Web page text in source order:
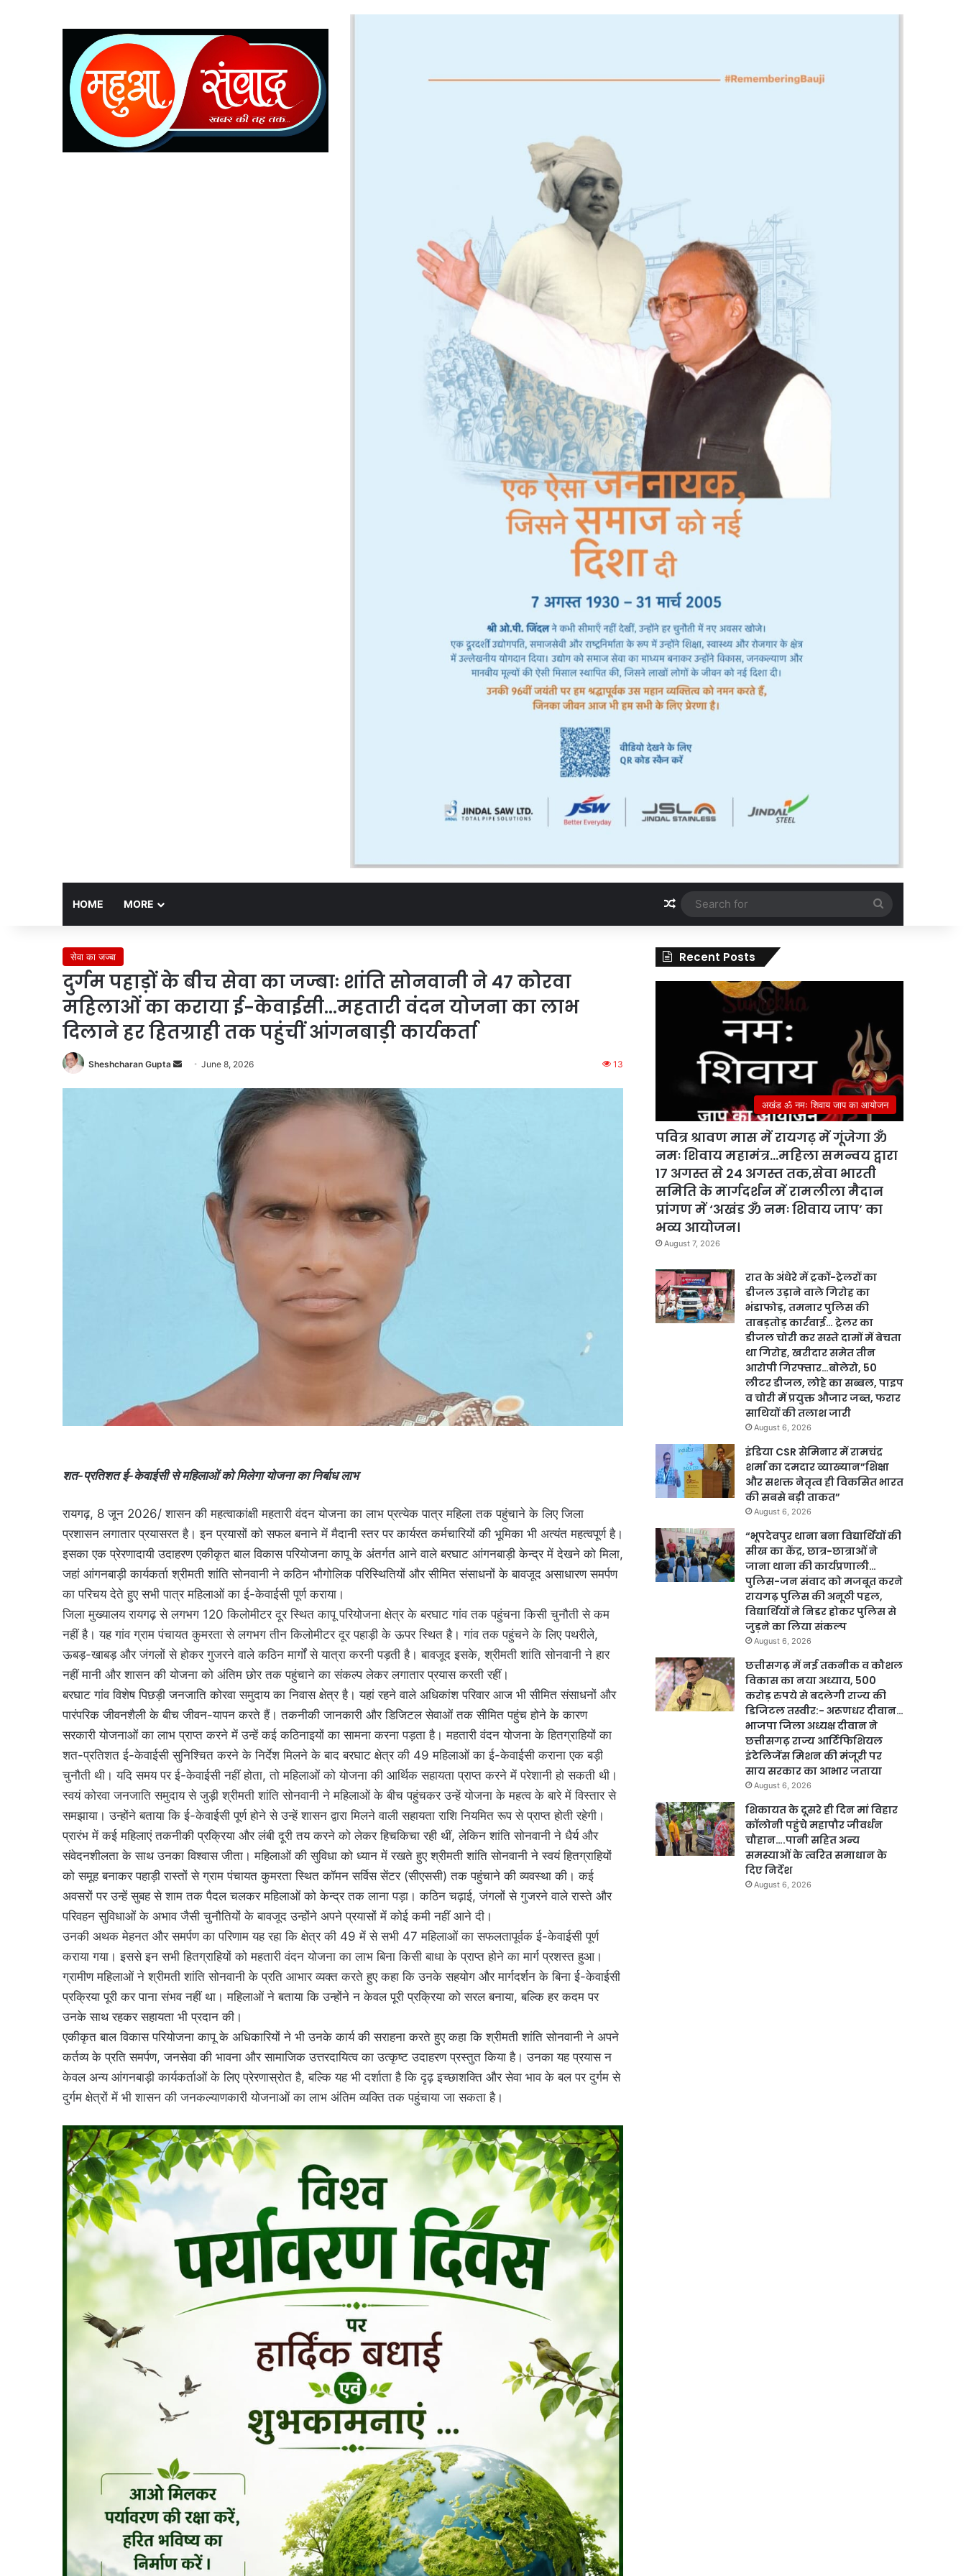
HOME MORE Random Article
for
सेवा का जज्बा
दुर्गम पहाड़ों के बीच सेवा का जज्बाः शांति सोनवानी ने 47 कोरवा
महिलाओं का कराया ई-केवाईसी…महतारी वंदन योजना का लाभ
दिलाने हर हितग्राही तक पहुंचीं आंगनबाड़ी कार्यकर्ता
Sheshcharan Gupta
SendJune 8, 2026 13
शत-प्रतिशत ई-केवाईसी से महिलाओं को मिलेगा योजना का निर्बाध लाभ
रायगढ़, 8 जून 2026/ शासन की महत्वाकांक्षी महतारी वंदन योजना का लाभ प्रत्येक पात्र महिला तक पहुंचाने के लिए जिला
प्रशासन लगातार प्रयासरत है। इन प्रयासों को सफल बनाने में मैदानी स्तर पर कार्यरत कर्मचारियों की भूमिका भी अत्यंत महत्वपूर्ण है।
इसका एक प्रेरणादायी उदाहरण एकीकृत बाल विकास परियोजना कापू के अंतर्गत आने वाले बरघाट आंगनबाड़ी केन्द्र में देखने को मिला,
जहां आंगनबाड़ी कार्यकर्ता श्रीमती शांति सोनवानी ने कठिन भौगोलिक परिस्थितियों और सीमित संसाधनों के बावजूद असाधारण समर्पण
का परिचय देते हुए सभी पात्र महिलाओं का ई-केवाईसी पूर्ण कराया।
जिला मुख्यालय रायगढ़ से लगभग 120 किलोमीटर दूर स्थित कापू परियोजना क्षेत्र के बरघाट गांव तक पहुंचना किसी चुनौती से कम
नहीं है। यह गांव ग्राम पंचायत कुमरता से लगभग तीन किलोमीटर दूर पहाड़ी के ऊपर स्थित है। गांव तक पहुंचने के लिए पथरीले,
ऊबड़-खाबड़ और जंगलों से होकर गुजरने वाले कठिन मार्गों से यात्रा करनी पड़ती है। बावजूद इसके, श्रीमती शांति सोनवानी ने हार
नहीं मानी और शासन की योजना को अंतिम छोर तक पहुंचाने का संकल्प लेकर लगातार प्रयास करती रहीं।
बरघाट गांव विशेष पिछड़ी जनजाति कोरवा समुदाय का निवास क्षेत्र है। यहां रहने वाले अधिकांश परिवार आज भी सीमित संसाधनों और
पारंपरिक जीवनशैली के बीच जीवन-यापन करते हैं। तकनीकी जानकारी और डिजिटल सेवाओं तक सीमित पहुंच होने के कारण
सरकारी योजनाओं का लाभ प्राप्त करने में उन्हें कई कठिनाइयों का सामना करना पड़ता है। महतारी वंदन योजना के हितग्राहियों का
शत-प्रतिशत ई-केवाईसी सुनिश्चित करने के निर्देश मिलने के बाद बरघाट क्षेत्र की 49 महिलाओं का ई-केवाईसी कराना एक बड़ी
चुनौती थी। यदि समय पर ई-केवाईसी नहीं होता, तो महिलाओं को योजना की आर्थिक सहायता प्राप्त करने में परेशानी हो सकती थी।
स्वयं कोरवा जनजाति समुदाय से जुड़ी श्रीमती शांति सोनवानी ने महिलाओं के बीच पहुंचकर उन्हें योजना के महत्व के बारे में विस्तार से
समझाया। उन्होंने बताया कि ई-केवाईसी पूर्ण होने से उन्हें शासन द्वारा मिलने वाली सहायता राशि नियमित रूप से प्राप्त होती रहेगी।
प्रारंभ में कई महिलाएं तकनीकी प्रक्रिया और लंबी दूरी तय करने को लेकर हिचकिचा रही थीं, लेकिन शांति सोनवानी ने धैर्य और
संवेदनशीलता के साथ उनका विश्वास जीता। महिलाओं की सुविधा को ध्यान में रखते हुए श्रीमती शांति सोनवानी ने स्वयं हितग्राहियों
को समूह बनाकर पहाड़ी रास्तों से ग्राम पंचायत कुमरता स्थित कॉमन सर्विस सेंटर (सीएससी) तक पहुंचाने की व्यवस्था की। कई
अवसरों पर उन्हें सुबह से शाम तक पैदल चलकर महिलाओं को केन्द्र तक लाना पड़ा। कठिन चढ़ाई, जंगलों से गुजरने वाले रास्ते और
परिवहन सुविधाओं के अभाव जैसी चुनौतियों के बावजूद उन्होंने अपने प्रयासों में कोई कमी नहीं आने दी।
उनकी अथक मेहनत और समर्पण का परिणाम यह रहा कि क्षेत्र की 49 में से सभी 47 महिलाओं का सफलतापूर्वक ई-केवाईसी पूर्ण
कराया गया। इससे इन सभी हितग्राहियों को महतारी वंदन योजना का लाभ बिना किसी बाधा के प्राप्त होने का मार्ग प्रशस्त हुआ।
ग्रामीण महिलाओं ने श्रीमती शांति सोनवानी के प्रति आभार व्यक्त करते हुए कहा कि उनके सहयोग और मार्गदर्शन के बिना ई-केवाईसी
प्रक्रिया पूरी कर पाना संभव नहीं था। महिलाओं ने बताया कि उन्होंने न केवल पूरी प्रक्रिया को सरल बनाया, बल्कि हर कदम पर
उनके साथ रहकर सहायता भी प्रदान की।
एकीकृत बाल विकास परियोजना कापू के अधिकारियों ने भी उनके कार्य की सराहना करते हुए कहा कि श्रीमती शांति सोनवानी ने अपने
कर्तव्य के प्रति समर्पण, जनसेवा की भावना और सामाजिक उत्तरदायित्व का उत्कृष्ट उदाहरण प्रस्तुत किया है। उनका यह प्रयास न
केवल अन्य आंगनबाड़ी कार्यकर्ताओं के लिए प्रेरणास्रोत है, बल्कि यह भी दर्शाता है कि दृढ़ इच्छाशक्ति और सेवा भाव के बल पर दुर्गम से
दुर्गम क्षेत्रों में भी शासन की जनकल्याणकारी योजनाओं का लाभ अंतिम व्यक्ति तक पहुंचाया जा सकता है।
Recent Posts
अखंड ॐ नमः शिवाय जाप का आयोजन
पवित्र श्रावण मास में रायगढ़ में गूंजेगा ॐ
नमः शिवाय महामंत्र…महिला समन्वय द्वारा
17 अगस्त से 24 अगस्त तक,सेवा भारती
समिति के मार्गदर्शन में रामलीला मैदान
प्रांगण में ‘अखंड ॐ नमः शिवाय जाप’ का
भव्य आयोजन।
August 7, 2026
रात के अंधेरे में ट्रकों-ट्रेलरों का
डीजल उड़ाने वाले गिरोह का
भंडाफोड़, तमनार पुलिस की
ताबड़तोड़ कार्रवाई… ट्रेलर का
डीजल चोरी कर सस्ते दामों में बेचता
था गिरोह, खरीदार समेत तीन
आरोपी गिरफ्तार…बोलेरो, 50
लीटर डीजल, लोहे का सब्बल, पाइप
व चोरी में प्रयुक्त औजार जब्त, फरार
साथियों की तलाश जारी
August 6, 2026
इंडिया CSR सेमिनार में रामचंद्र
शर्मा का दमदार व्याख्यान”शिक्षा
और सशक्त नेतृत्व ही विकसित भारत
की सबसे बड़ी ताकत”
August 6, 2026
“भूपदेवपुर थाना बना विद्यार्थियों की
सीख का केंद्र, छात्र-छात्राओं ने
जाना थाना की कार्यप्रणाली…
पुलिस-जन संवाद को मजबूत करने
रायगढ़ पुलिस की अनूठी पहल,
विद्यार्थियों ने निडर होकर पुलिस से
जुड़ने का लिया संकल्प
August 6, 2026
छत्तीसगढ़ में नई तकनीक व कौशल
विकास का नया अध्याय, 500
करोड़ रुपये से बदलेगी राज्य की
डिजिटल तस्वीर:- अरूणधर दीवान…
भाजपा जिला अध्यक्ष दीवान ने
छत्तीसगढ़ राज्य आर्टिफिशियल
इंटेलिजेंस मिशन की मंजूरी पर
साय सरकार का आभार जताया
August 6, 2026
शिकायत के दूसरे ही दिन मां विहार
कॉलोनी पहुंचे महापौर जीवर्धन
चौहान….पानी सहित अन्य
समस्याओं के त्वरित समाधान के
दिए निर्देश
August 6, 2026